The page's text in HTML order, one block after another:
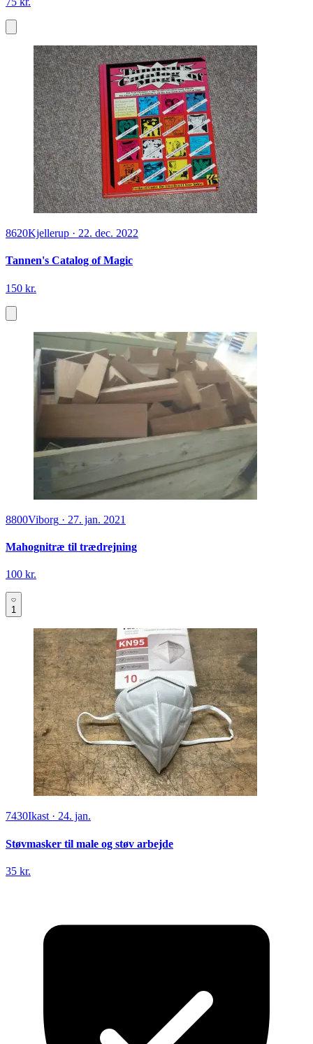
8620Kjellerup · 22. dec. 2022
Tannen's Catalog of Magic
150 kr.
8800Viborg · 27. jan. 2021
Mahognitræ til trædrejning
100 kr.
1
7430Ikast · 24. jan.
Støvmasker til male og støv arbejde
35 kr.